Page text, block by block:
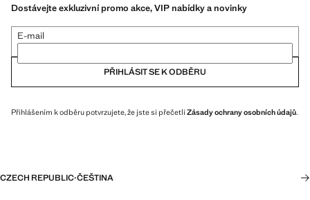
Dostávejte exkluzivní promo akce, VIP nabídky a novinky
E-mail
PŘIHLÁSIT SE K ODBĚRU
Přihlášením k odběru potvrzujete, že jste si přečetli Zásady ochrany osobních údajů.
CZECH REPUBLIC·ČEŠTINA